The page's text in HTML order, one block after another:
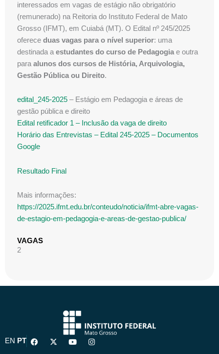
interessados em vagas de estágio não obrigatório
(remunerado) na Reitoria do Instituto Federal de Mato
Grosso (IFMT), em Cuiabá (MT). O Edital nº 245/2025
oferece duas vagas para o nível superior: uma
destinada a estudantes do curso de Pedagogia e outra
para alunos dos cursos de História, Arquivologia,
Gestão Pública ou Direito.
edital_245-2025 – Estágio em Pedagogia e áreas de
gestão pública e direito
Edital retificador 1 – Inclusão da vaga de direito
Horário das Entrevistas – Edital 245-2025 – Documentos
Google
Resultado Final
Mais informações:
https://2025.ifmt.edu.br/conteudo/noticia/ifmt-abre-vagas-
de-estagio-em-pedagogia-e-areas-de-gestao-publica/
VAGAS
2
EN PT
F
a
X
-
Y
o
I
n